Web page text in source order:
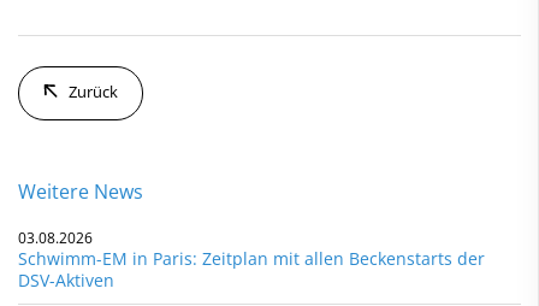
Zurück
Weitere News
03.08.2026
Schwimm-EM in Paris: Zeitplan mit allen Beckenstarts der
DSV-Aktiven